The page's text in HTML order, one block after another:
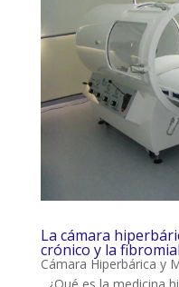
La cámara
crónico y la
Cámara Hiperbárica y